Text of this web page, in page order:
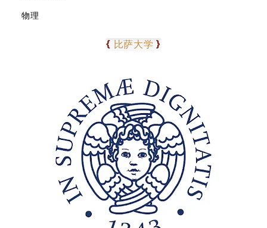
物理
09
{ 比萨大学 }